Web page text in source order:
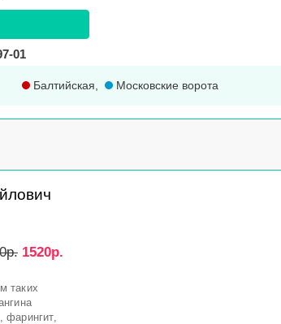
01
Балтийская Московские ворота
1520р.
таких
фарингит,